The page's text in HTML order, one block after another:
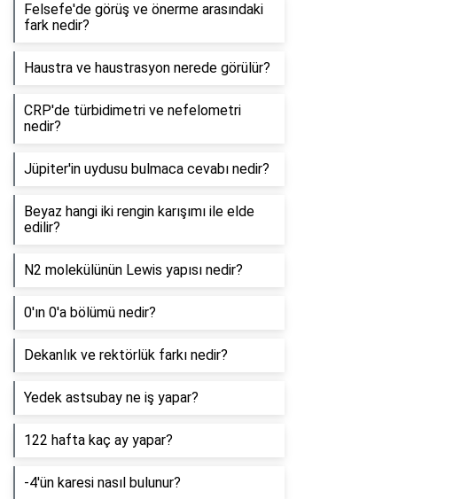
Felsefe'de görüş ve önerme arasındaki
fark nedir?
Haustra ve haustrasyon nerede görülür?
CRP'de türbidimetri ve nefelometri
nedir?
Jüpiter'in uydusu bulmaca cevabı nedir?
Beyaz hangi iki rengin karışımı ile elde
edilir?
N2 molekülünün Lewis yapısı nedir?
0'ın 0'a bölümü nedir?
Dekanlık ve rektörlük farkı nedir?
Yedek astsubay ne iş yapar?
122 hafta kaç ay yapar?
-4'ün karesi nasıl bulunur?